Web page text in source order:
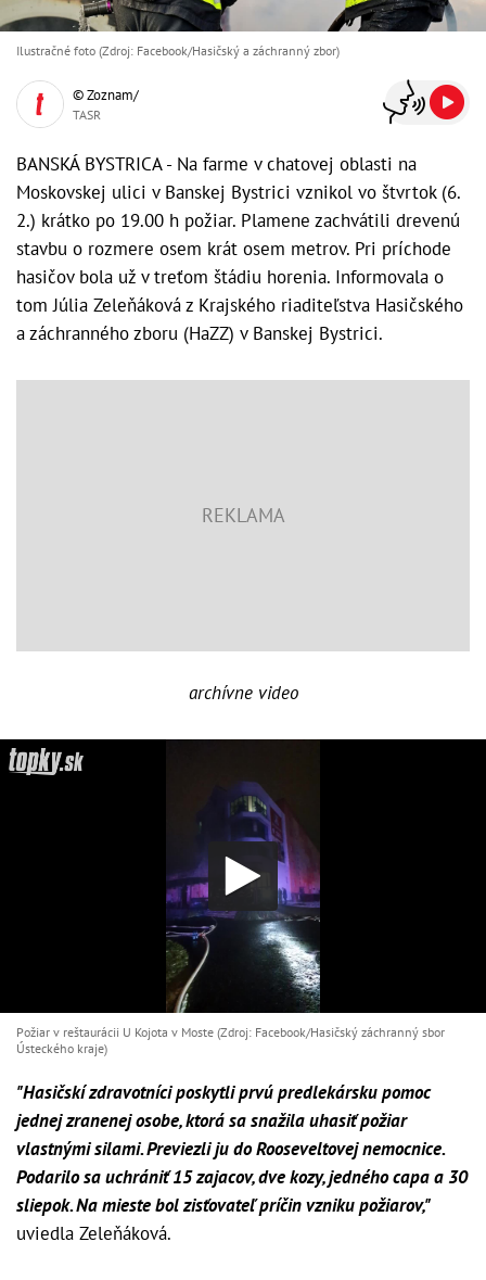
Ilustračné foto (Zdroj: Facebook/Hasičský a záchranný zbor)
© Zoznam/
TASR
BANSKÁ BYSTRICA - Na farme v chatovej oblasti na
Moskovskej ulici v Banskej Bystrici vznikol vo štvrtok (6.
2.) krátko po 19.00 h požiar. Plamene zachvátili drevenú
stavbu o rozmere osem krát osem metrov. Pri príchode
hasičov bola už v treťom štádiu horenia. Informovala o
tom Júlia Zeleňáková z Krajského riaditeľstva Hasičského
a záchranného zboru (HaZZ) v Banskej Bystrici.
archívne video
Požiar v reštaurácii U Kojota v Moste (Zdroj: Facebook/Hasičský záchranný sbor
Ústeckého kraje)
"Hasičskí zdravotníci poskytli prvú predlekársku pomoc
jednej zranenej osobe, ktorá sa snažila uhasiť požiar
vlastnými silami. Previezli ju do Rooseveltovej nemocnice.
Podarilo sa uchrániť 15 zajacov, dve kozy, jedného capa a 30
sliepok. Na mieste bol zisťovateľ príčin vzniku požiarov,"
uviedla Zeleňáková.